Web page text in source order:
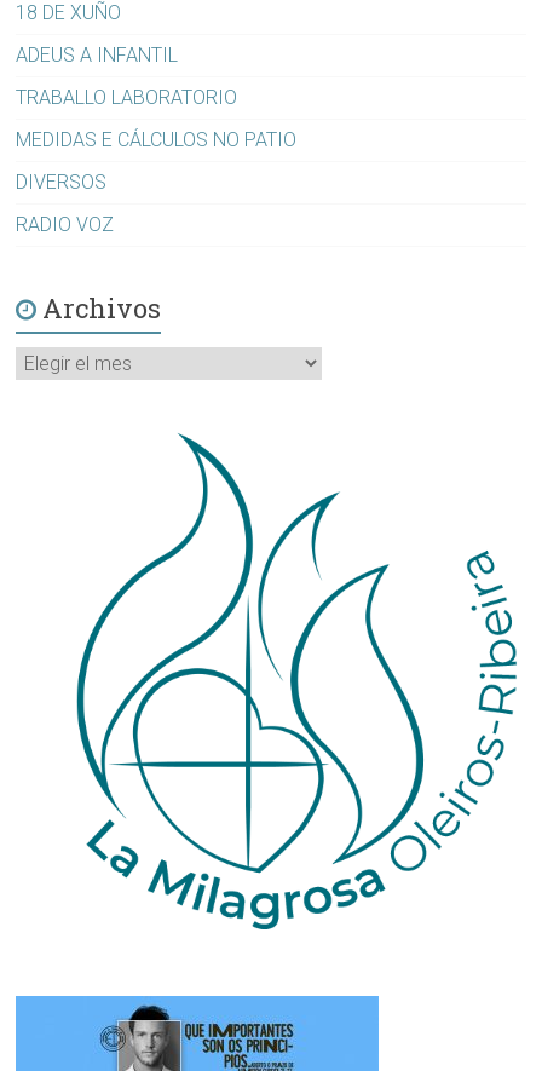
18 DE XUÑO
ADEUS A INFANTIL
TRABALLO LABORATORIO
MEDIDAS E CÁLCULOS NO PATIO
DIVERSOS
RADIO VOZ
Archivos
Archivos